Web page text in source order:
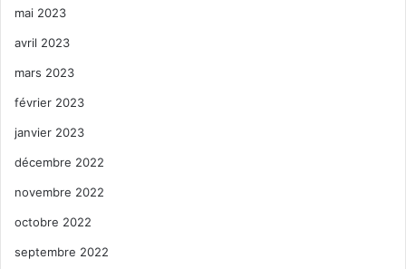
mai 2023
avril 2023
mars 2023
février 2023
janvier 2023
décembre 2022
novembre 2022
octobre 2022
septembre 2022